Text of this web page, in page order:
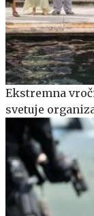
Ekstremna
svetuje